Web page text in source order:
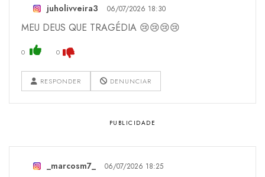
juholivveira3 06/07/2026 18:30
MEU DEUS QUE TRAGÉDIA 😢😢😢😢
0 0
RESPONDER DENUNCIAR
_marcosm7_ 06/07/2026 18:25